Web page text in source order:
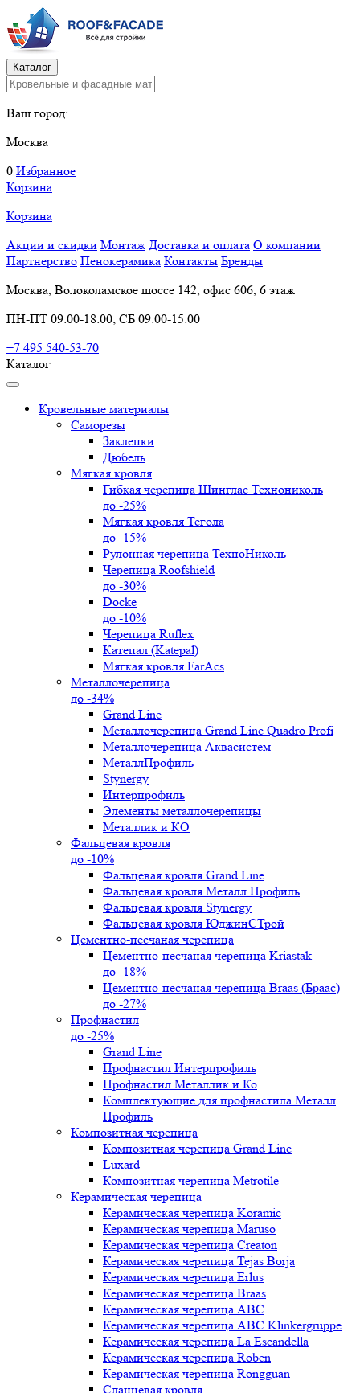
Каталог
Ваш город:
Москва
0 Избранное
Корзина
Корзина
Акции и скидки Монтаж Доставка и оплата О компании
Партнерство Пенокерамика Контакты Бренды
Москва, Волоколамское шоссе 142, офис 606, 6 этаж
ПН-ПТ 09:00-18:00; СБ 09:00-15:00
+7 495 540-53-70
Каталог
Кровельные материалы
Саморезы
Заклепки
Дюбель
Мягкая кровля
Гибкая черепица Шинглас Технониколь
до -25%
Мягкая кровля Тегола
до -15%
Рулонная черепица ТехноНиколь
Черепица Roofshield
до -30%
Docke
до -10%
Черепица Ruflex
Катепал (Katepal)
Мягкая кровля FarAcs
Металлочерепица
до -34%
Grand Line
Металлочерепица Grand Line Quadro Profi
Металлочерепица Аквасистем
МеталлПрофиль
Stynergy
Интерпрофиль
Элементы металлочерепицы
Металлик и КО
Фальцевая кровля
до -10%
Фальцевая кровля Grand Line
Фальцевая кровля Металл Профиль
Фальцевая кровля Stynergy
Фальцевая кровля ЮджинСТрой
Цементно-песчаная черепица
Цементно-песчаная черепица Kriastak
до -18%
Цементно-песчаная черепица Braas (Браас)
до -27%
Профнастил
до -25%
Grand Line
Профнастил Интерпрофиль
Профнастил Металлик и Ко
Комплектующие для профнастила Металл
Профиль
Композитная черепица
Композитная черепица Grand Line
Luxard
Композитная черепица Metrotile
Керамическая черепица
Керамическая черепица Koramic
Керамическая черепица Maruso
Керамическая черепица Creaton
Керамическая черепица Tejas Borja
Керамическая черепица Erlus
Керамическая черепица Braas
Керамическая черепица ABC
Керамическая черепица ABC Klinkergruppe
Керамическая черепица La Escandella
Керамическая черепица Roben
Керамическая черепица Rongguan
Сланцевая кровля